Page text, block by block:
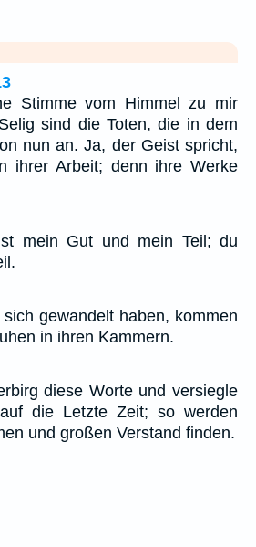
Stimme vom Himmel zu mir
sind die Toten, die in dem
nun an. Ja, der Geist spricht,
ihrer Arbeit; denn ihre Werke
mein Gut und mein Teil; du
gewandelt haben, kommen
in ihren Kammern.
diese Worte und versiegle
die Letzte Zeit; so werden
und großen Verstand finden.